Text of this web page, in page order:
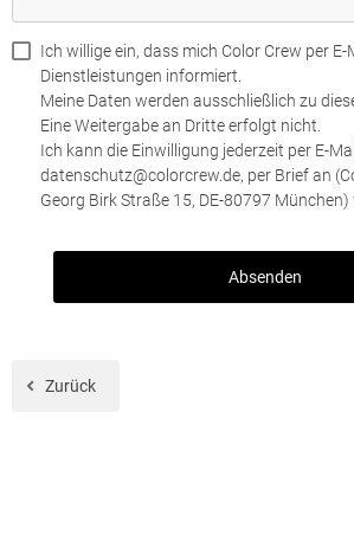
Ich willige ein, dass mich Color Crew per
Dienstleistungen informiert.
Meine Daten werden ausschließlich zu
Eine Weitergabe an Dritte erfolgt nicht.
Ich kann die Einwilligung jederzeit per E-
datenschutz@colorcrew.de, per Brief an
Georg Birk Straße 15, DE-80797 München)
Zurück